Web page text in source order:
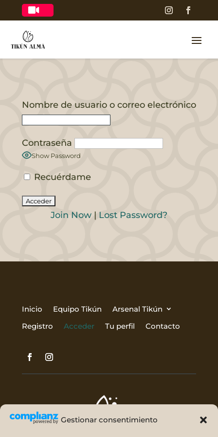
Gestionar consentimiento

Nombre de usuario o correo electrónico
Contraseña
Show Password
Recuérdame
Join Now| Lost Password?
Inicio Equipo Tikún
Arsenal Tikún
Registro
Acceder Tu perfil Contacto